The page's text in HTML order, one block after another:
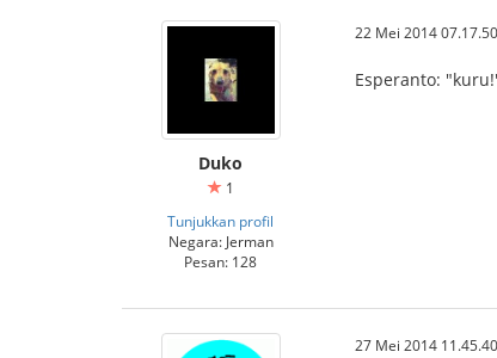
Duko
1
Tunjukkan profil
Negara: Jerman
Pesan: 128
22 Mei 2014 07.17.50
Esperanto:
27 Mei 2014 11.45.40